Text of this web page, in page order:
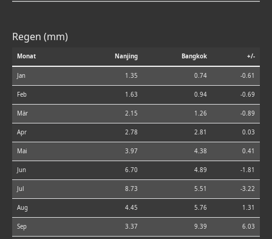
Regen (mm)
Monat Nanjing Bangkok +/-
Jan 1.35 0.74 -0.61
Feb 1.63 0.94 -0.69
Mär 2.15 1.26 -0.89
Apr 2.78 2.81 0.03
Mai 3.97 4.38 0.41
Jun 6.70 4.89 -1.81
Jul 8.73 5.51 -3.22
Aug 4.45 5.76 1.31
Sep 3.37 9.39 6.03